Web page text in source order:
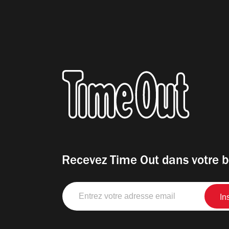
Recevez Time Out dans votre
Entrez
votre
adresse